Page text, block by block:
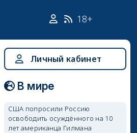
18+
Личный кабинет
В мире
США попросили Россию
освободить осуждённого на 10
лет американца Гилмана